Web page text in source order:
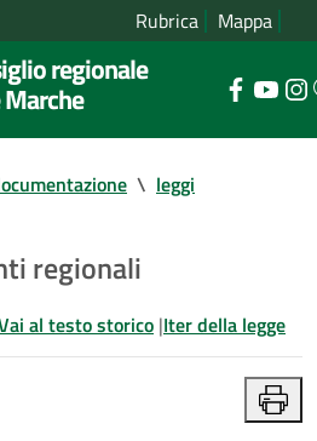
Rubrica Mappa
regionale
\ leggi
regionali
al testo storico |Iter della legge